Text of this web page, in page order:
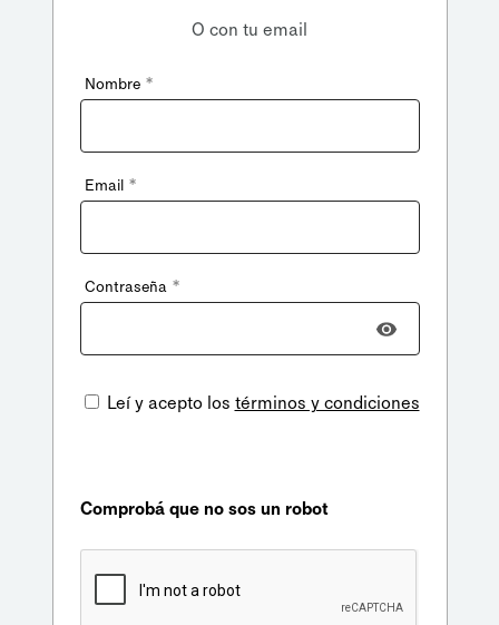
O con tu email
Nombre *
Email *
Contraseña *
Leí y acepto los términos y condiciones
Comprobá que no sos un robot